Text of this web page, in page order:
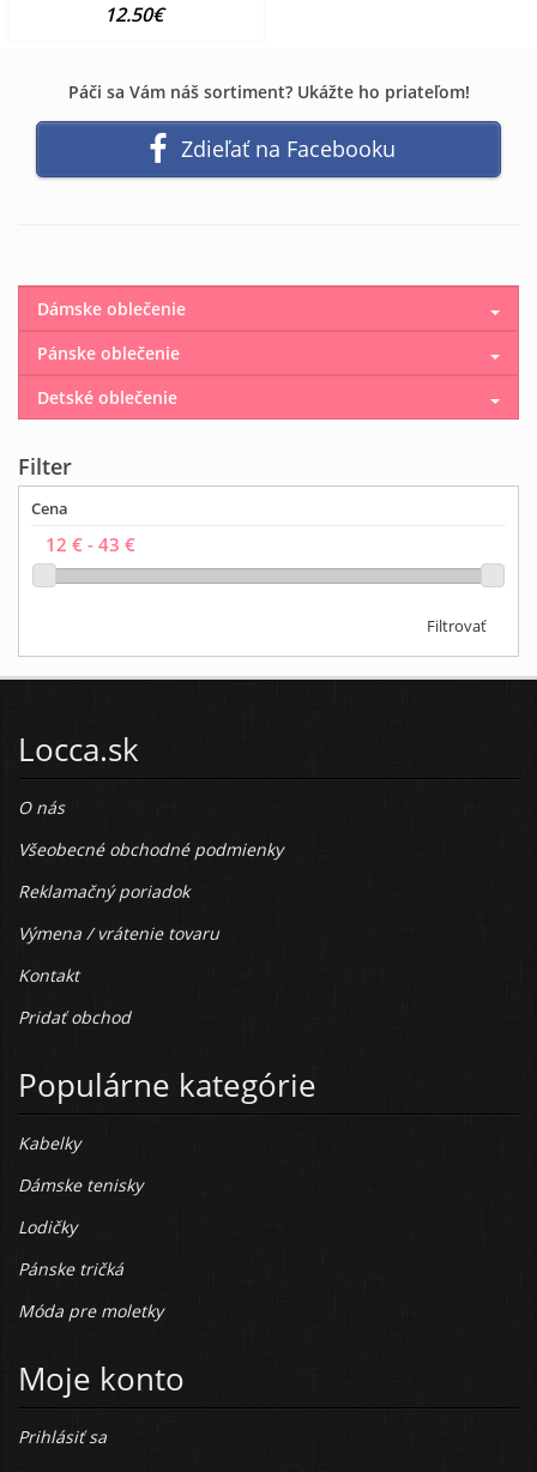
12.50€
Páči sa Vám náš sortiment? Ukážte ho priateľom!
Zdieľať na Facebooku
Dámske oblečenie
Pánske oblečenie
Detské oblečenie
Filter
Cena
Filtrovať
Locca.sk
O nás
Všeobecné obchodné podmienky
Reklamačný poriadok
Výmena / vrátenie tovaru
Kontakt
Pridať obchod
Populárne kategórie
Kabelky
Dámske tenisky
Lodičky
Pánske tričká
Móda pre moletky
Moje konto
Prihlásiť sa